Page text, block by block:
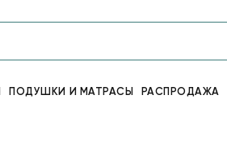
ПОДУШКИ И МАТРАСЫ РАСПРОДАЖА